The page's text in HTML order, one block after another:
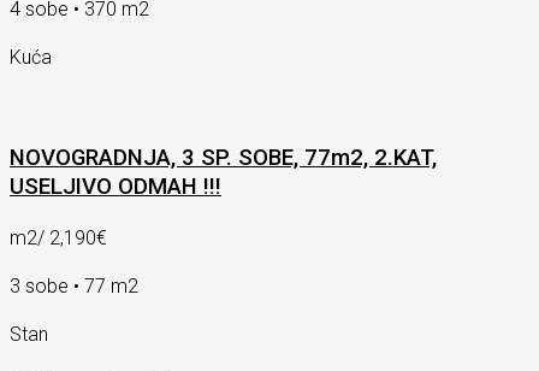
4 sobe • 370 m2
Kuća
NOVOGRADNJA, 3 SP. SOBE, 77m2, 2.KAT,
USELJIVO ODMAH !!!
m2/ 2,190€
3 sobe • 77 m2
Stan